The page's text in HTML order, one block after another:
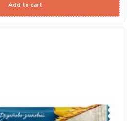
Add to cart